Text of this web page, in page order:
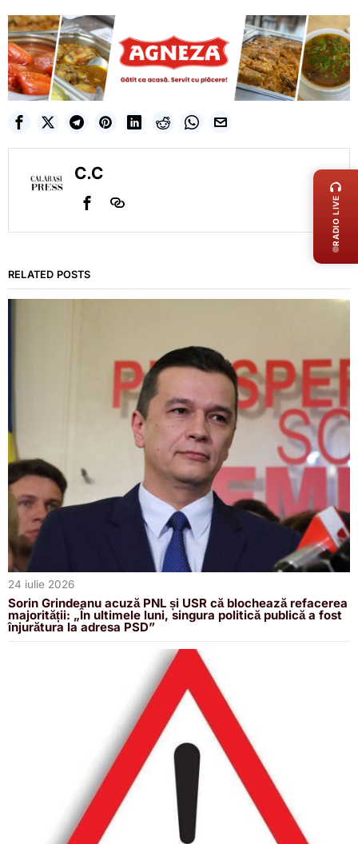
C.C
RELATED POSTS
24 iulie 2026
Sorin Grindeanu acuză PNL și USR că blochează refacerea
majorității: „În ultimele luni, singura politică publică a fost
înjurătura la adresa PSD”
RADIO LIVE